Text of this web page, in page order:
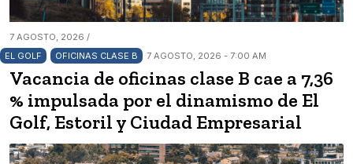
7 AGOSTO, 2026 /
EL GOLF
OFICINAS CLASE B 7 AGOSTO, 2026 - 7:00 AM
Vacancia de oficinas clase B cae a 7,36
% impulsada por el dinamismo de El
Golf, Estoril y Ciudad Empresarial